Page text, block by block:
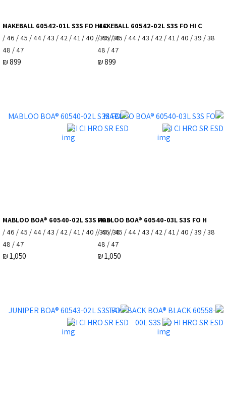
MAKEBALL 60542-02L S3S FO HI C
38 / 39 / 40 / 41 / 42 / 43 / 44 / 45 / 46 /
47 / 48
899
₪
MAKEBALL 60542-01L S3S FO HI C
38 / 39 / 40 / 41 / 42 / 43 / 44 / 45 / 46 /
47 / 48
899
₪
MABLOO BOA® 60540-03L S3S FO H
38 / 39 / 40 / 41 / 42 / 43 / 44 / 45 / 46 /
47 / 48
1,050
₪
MABLOO BOA® 60540-02L S3S FO H
38 / 39 / 40 / 41 / 42 / 43 / 44 / 45 / 46 /
47 / 48
1,050
₪